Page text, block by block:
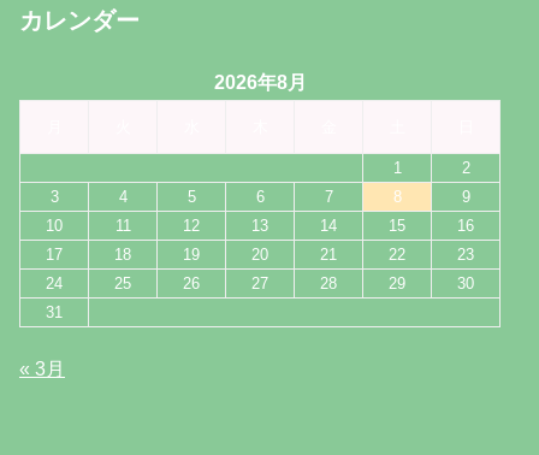
カレンダー
2026年8月
1
2
3
4 5 6 7 8
9
10
11 12 13 14 15
16
17
18 19 20 21 22
23
24
25 26 27 28 29
30
31
« 3月